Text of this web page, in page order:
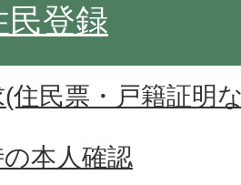
民登録
住民票・戸籍証明
本人確認